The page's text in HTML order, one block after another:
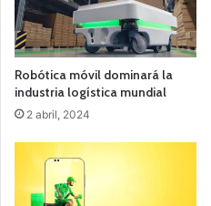
Robótica móvil dominará la
industria logística mundial
2 abril, 2024